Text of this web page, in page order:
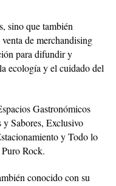
de merchandising
para difundir y
ecología y el cuidado del
y Sabores, Exclusivo
y Todo lo
Rock.
un estadio de tenis y